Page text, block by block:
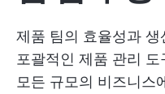
제품 팀의 효율성과
포괄적인 제품 관리
모든 규모의 비즈니스